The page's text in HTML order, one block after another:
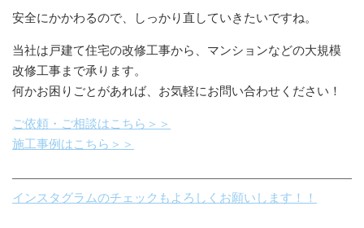
安全にかかわるので、しっかり直していきたいですね。
当社は戸建て住宅の改修工事から、マンションなどの大規模
改修工事まで承ります。
何かお困りごとがあれば、お気軽にお問い合わせください！
ご依頼・ご相談はこちら＞＞
施工事例はこちら＞＞
インスタグラムのチェックもよろしくお願いします！！